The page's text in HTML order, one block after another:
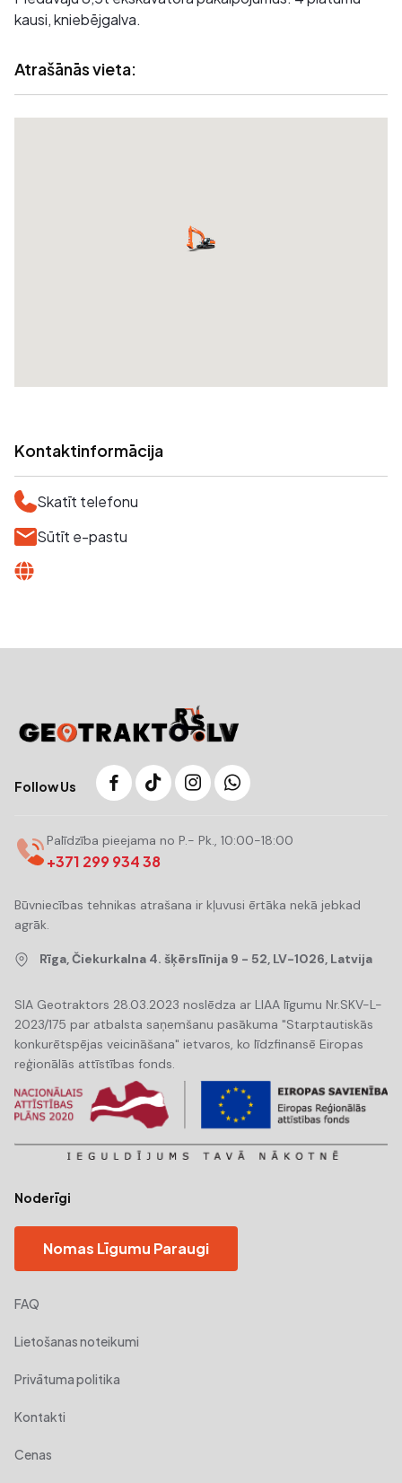
kausi, kniebējgalva.
Atrašānās vieta:
Kontaktinformācija
Skatīt telefonu
Sūtīt e-pastu
Follow Us
Palīdzība pieejama no P.- Pk., 10:00-18:00
+371 299 934 38
Būvniecības tehnikas atrašana ir kļuvusi ērtāka nekā jebkad
agrāk.
Rīga, Čiekurkalna 4. šķērslīnija 9 - 52, LV-1026, Latvija
SIA Geotraktors 28.03.2023 noslēdza ar LIAA līgumu Nr.SKV-L-
2023/175 par atbalsta saņemšanu pasākuma "Starptautiskās
konkurētspējas veicināšana" ietvaros, ko līdzfinansē Eiropas
reģionālās attīstības fonds.
Noderīgi
Nomas Līgumu Paraugi
FAQ
Lietošanas noteikumi
Privātuma politika
Kontakti
Cenas